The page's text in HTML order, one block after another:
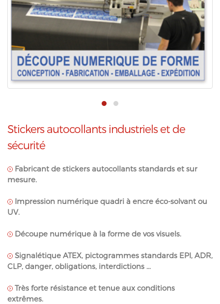
Stickers autocollants industriels et de
sécurité
Fabricant de stickers autocollants standards et sur
mesure.
Impression numérique quadri à encre éco-solvant ou
UV.
Découpe numérique à la forme de vos visuels.
Signalétique ATEX, pictogrammes standards EPI, ADR,
CLP, danger, obligations, interdictions ...
Très forte résistance et tenue aux conditions
extrêmes.